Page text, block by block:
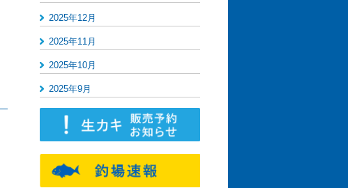
2025年12月
2025年11月
2025年10月
2025年9月